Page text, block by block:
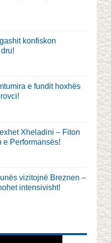
konfiskon
e fundit hoxhës
Xheladini – Fiton
e Performansës!
vizitojnë Breznen –
intensivisht!